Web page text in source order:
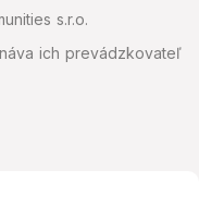
s.r.o.
ich prevádzkovateľ